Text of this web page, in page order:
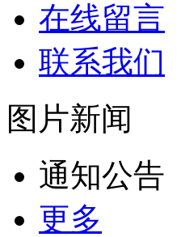
在线留言
联系我们
图片新闻
通知公告
更多